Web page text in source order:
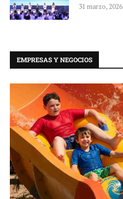
31 marzo, 2026
EMPRESAS Y NEGOCIOS